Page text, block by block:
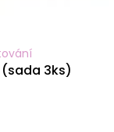
3ks)